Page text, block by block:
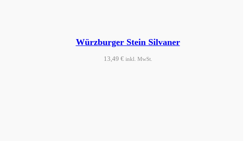
Würzburger Stein Silvaner
13,49 € inkl. MwSt.